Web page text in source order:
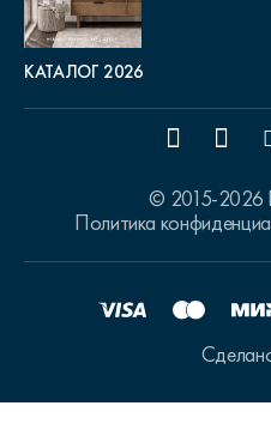
КАТАЛОГ 2026
© 2015-2026
Политика